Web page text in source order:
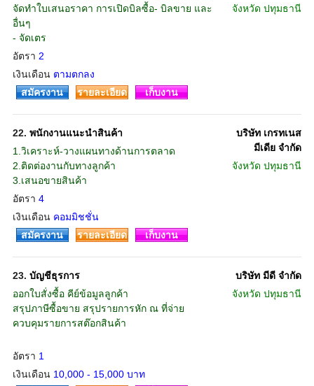
จัดทำใบเสนอราคา การเปิดบิลซื้อ- บิลขาย และ
อื่นๆ
- จัดเตร
อัตรา 2
เงินเดือน ตามตกลง
จังหวัด ปทุมธานี
สมัครงาน รายละเอียด เก็บงาน
22. พนักงานแนะนำสินค้า
1.วิเคราะห์-วางแผนทางด้านการตลาด
2.ติดต่องานกับทางลูกค้า
3.เสนอขายสินค้า
อัตรา 4
เงินเดือน คอมมิชชั่น
บริษัท เกรทเนส
มีเดีย จำกัด
จังหวัด ปทุมธานี
สมัครงาน รายละเอียด เก็บงาน
23. บัญชีธุรการ
ออกใบสั่งซื้อ คีย์ข้อมูลลูกค้า
สรุปภาษีซื้อขาย สรุปรายการหัก ณ ที่จ่าย
ควบคุมรายการสต๊อกสินค้า
อัตรา 1
เงินเดือน 10,000 - 15,000 บาท
บริษัท มีดี จำกัด
จังหวัด ปทุมธานี